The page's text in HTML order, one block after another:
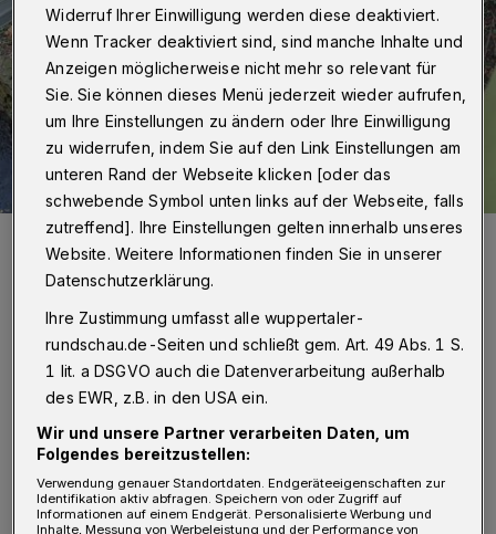
Der Brand an der Schwebebahnstation Wupperfeld.
Foto: Christoph Petersen
E iner davon fand am Samstag ab 13 Uhr
am Wupperufer auf Höhe der
Schwebebahnstation Wupperfeld statt. Dort
brannte ein Gebüsch. Die Einsatzkräfte
Widerruf Ihrer Einwilligung werden diese deaktiviert.
Wenn Tracker deaktiviert sind, sind manche Inhalte und
Anzeigen möglicherweise nicht mehr so relevant für
Sie. Sie können dieses Menü jederzeit wieder aufrufen,
um Ihre Einstellungen zu ändern oder Ihre Einwilligung
zu widerrufen, indem Sie auf den Link Einstellungen am
unteren Rand der Webseite klicken [oder das
schwebende Symbol unten links auf der Webseite, falls
zutreffend]. Ihre Einstellungen gelten innerhalb unseres
Website. Weitere Informationen finden Sie in unserer
Datenschutzerklärung.
Ihre Zustimmung umfasst alle wuppertaler-
rundschau.de-Seiten und schließt gem. Art. 49 Abs. 1 S.
1 lit. a DSGVO auch die Datenverarbeitung außerhalb
des EWR, z.B. in den USA ein.
Wir und unsere Partner verarbeiten Daten, um
Folgendes bereitzustellen:
Verwendung genauer Standortdaten. Endgeräteeigenschaften zur
Identifikation aktiv abfragen. Speichern von oder Zugriff auf
Informationen auf einem Endgerät. Personalisierte Werbung und
Inhalte, Messung von Werbeleistung und der Performance von